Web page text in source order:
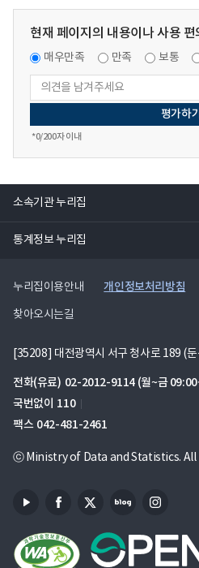
현재 페이지의 내용이나 사용
매우만족 만족 보통
*0/200자 이내
누리집이용안내 개인정보처리방침
찾아오시는길
[35208] 대전광역시 서구 청사로 189 (
전화(유료) 02-2012-9114 (월~금
국번없이 110
팩스 042-481-2461
ⓒ Ministry of Data and Statistics. All
소속기관 누리집
통계정보 누리집